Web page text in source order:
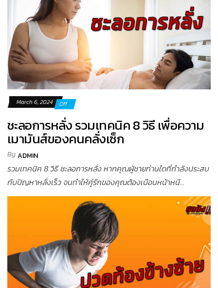
March 6, 2024 Off
ชะลอการหลั่ง รวมเทคนิค 8 วิธี เพื่อความ
เมามันส์ของคนคลั่งเซ็ก
ByADMIN
รวมเทคนิค 8 วิธี ชะลอการหลั่ง หากคุณผู้ชายท่านใดที่กำลังประสบ
กับปัญหาหลั่งเร็ว จนทำให้คู่รักของคุณต้องเบือนหน้าหนี...